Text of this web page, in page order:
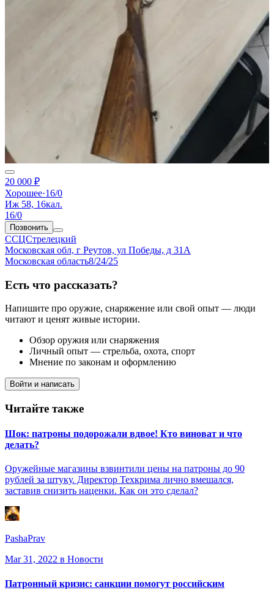
20 000 ₽
Хорошее·16/0
Иж 58, 16кал.
16/0
Позвонить
ССЦСтрелецкий
Московская обл, г Реутов, ул Победы, д 31А
Московская область8/24/25
Есть что рассказать?
Напишите про оружие, снаряжение или свой опыт — люди
читают и ценят живые истории.
Обзор оружия или снаряжения
Личный опыт — стрельба, охота, спорт
Мнение по законам и оформлению
Войти и написать
Читайте также
Шок: патроны подорожали вдвое! Кто виноват и что
делать?
Оружейные магазины взвинтили цены на патроны до 90
рублей за штуку. Директор Техкрима лично вмешался,
заставив снизить наценки. Как он это сделал?
PashaPrav
Mar 31, 2022 в Новости
Патронный кризис: санкции помогут российским